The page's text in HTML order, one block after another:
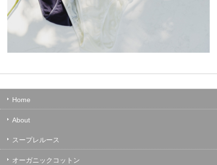
Home
About
スープレルース
オーガニックコットン